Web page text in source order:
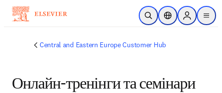
Skip to main content
Open SearchLocation Selector
Sign in to
menu
Central and Eastern Europe Customer Hub
Онлайн-тренінги та семінари